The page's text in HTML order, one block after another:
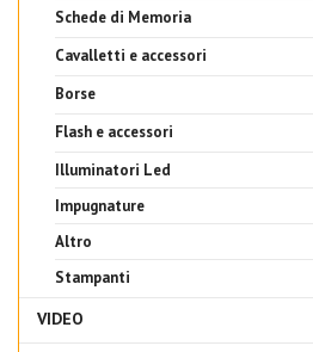
Schede di Memoria
Cavalletti e accessori
Borse
Flash e accessori
Illuminatori Led
Impugnature
Altro
Stampanti
VIDEO